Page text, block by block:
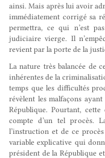
ainsi. Mais après lui avoir
immédiatement corrigé sa
permettra, ce qui n’est
judiciaire vierge. Il
revient par la porte de la
La nature très balancée de
inhérentes de la
temps que les difficultés
révèlent les malfaçons
République. Pourtant,
compte d’un tel procès.
l’instruction et de ce
variable explicative qui
président de la République